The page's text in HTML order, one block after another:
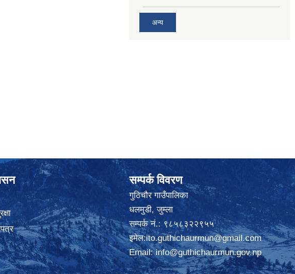
अन्य
सम्पर्क विवरण
गुठिचौर गाउँपालिका
धलमुडी, जुम्ला
सम्पर्क नं.: ९८५८३२२९५५
इमेल:ito.guthichaurmun@gmail.com
Email:info@guthichaurmun.gov.np